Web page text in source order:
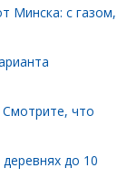
Минска: с газом,
Смотрите, что
до 10